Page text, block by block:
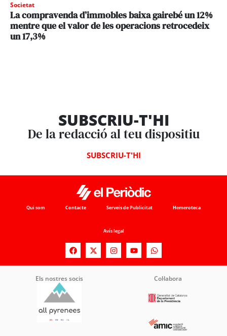
Societat
La compravenda d’immobles baixa gairebé un 12%
mentre que el valor de les operacions retrocedeix
un 17,3%
SUBSCRIU-T'HI
De la redacció al teu dispositiu
SUBSCRIU-T'HI
Qui som Contacte Serveis de Publicitat Hemeroteca
Avís legal
Els nostres socis Col·labora